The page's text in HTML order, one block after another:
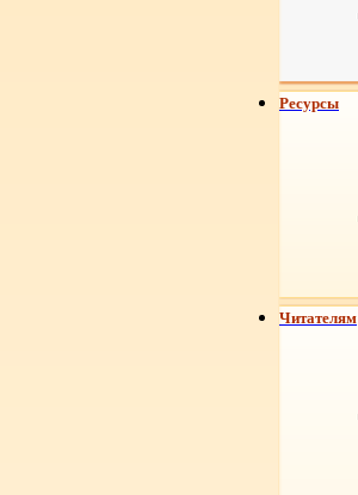
Ресурсы
Читателям